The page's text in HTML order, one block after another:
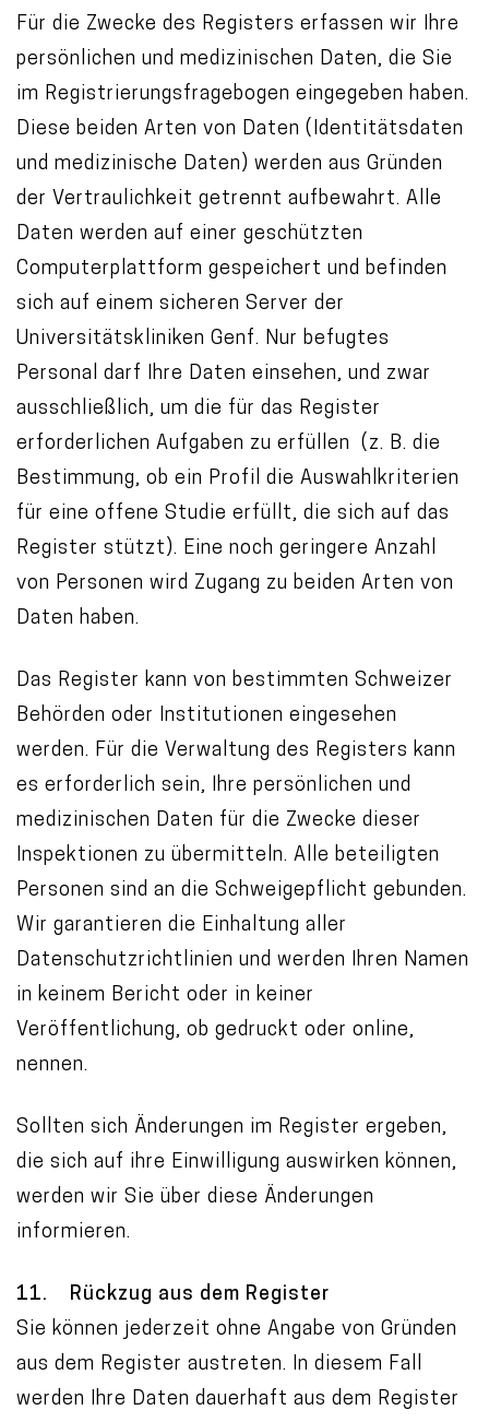
Für die Zwecke des Registers erfassen wir Ihre
persönlichen und medizinischen Daten, die Sie
im Registrierungsfragebogen eingegeben haben.
Diese beiden Arten von Daten (Identitätsdaten
und medizinische Daten) werden aus Gründen
der Vertraulichkeit getrennt aufbewahrt. Alle
Daten werden auf einer geschützten
Computerplattform gespeichert und befinden
sich auf einem sicheren Server der
Universitätskliniken Genf. Nur befugtes
Personal darf Ihre Daten einsehen, und zwar
ausschließlich, um die für das Register
erforderlichen Aufgaben zu erfüllen (z. B. die
Bestimmung, ob ein Profil die Auswahlkriterien
für eine offene Studie erfüllt, die sich auf das
Register stützt). Eine noch geringere Anzahl
von Personen wird Zugang zu beiden Arten von
Daten haben.
Das Register kann von bestimmten Schweizer
Behörden oder Institutionen eingesehen
werden. Für die Verwaltung des Registers kann
es erforderlich sein, Ihre persönlichen und
medizinischen Daten für die Zwecke dieser
Inspektionen zu übermitteln. Alle beteiligten
Personen sind an die Schweigepflicht gebunden.
Wir garantieren die Einhaltung aller
Datenschutzrichtlinien und werden Ihren Namen
in keinem Bericht oder in keiner
Veröffentlichung, ob gedruckt oder online,
nennen.
Sollten sich Änderungen im Register ergeben,
die sich auf ihre Einwilligung auswirken können,
werden wir Sie über diese Änderungen
informieren.
11. Rückzug aus dem Register
Sie können jederzeit ohne Angabe von Gründen
aus dem Register austreten. In diesem Fall
werden Ihre Daten dauerhaft aus dem Register